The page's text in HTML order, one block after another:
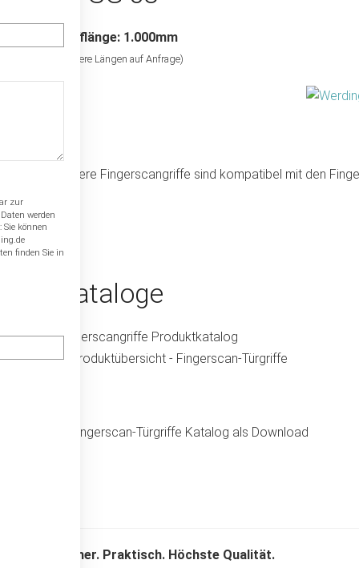
Grifflänge: 1.000mm
(weitere Längen auf Anfrage)
Unsere Fingerscangriffe sind kompatibel mit den
Kataloge
Fingerscangriffe Produktkatalog
Sicher. Praktisch. Höchste Qualität.
zur
werden
Sie können
finden Sie in